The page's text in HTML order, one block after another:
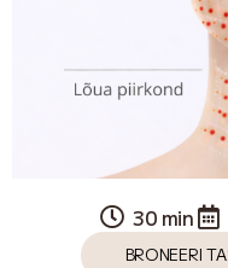
30 min
BRONEERI